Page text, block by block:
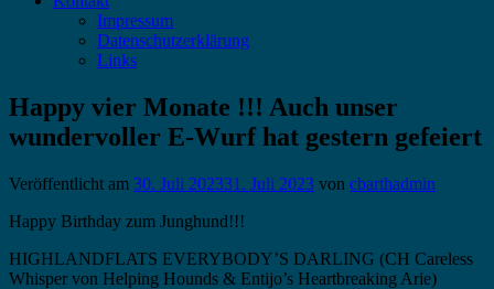
Impressum
Datenschutzerklärung
Links
Happy vier Monate !!! Auch unser
wundervoller E-Wurf hat gestern gefeiert
Veröffentlicht am 30. Juli 202331. Juli 2023 von cbarthadmin
Happy Birthday zum Junghund!!!
HIGHLANDFLATS EVERYBODY’S DARLING (CH Careless
Whisper von Helping Hounds & Entijo’s Heartbreaking Arie)